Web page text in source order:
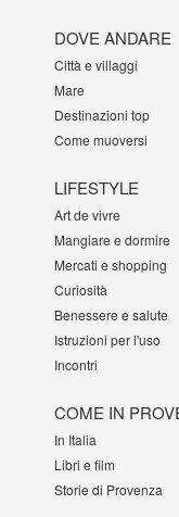
DOVE ANDARE
Città e villaggi
Mare
Destinazioni top
Come muoversi
LIFESTYLE
Art de vivre
Mangiare e dormire
Mercati e shopping
Curiosità
Benessere e salute
Istruzioni per l'uso
Incontri
COME IN
In Italia
Libri e film
Storie di Provenza